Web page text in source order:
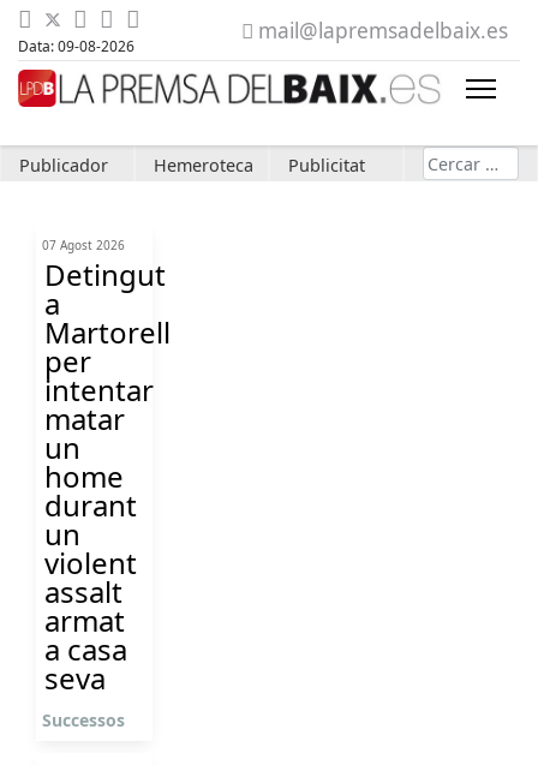
Data: 09-08-2026
mail@lapremsadelbaix.es
Publicador Hemeroteca Publicitat Cerca
07 Agost 2026
Detingut
a
Martorell
per
intentar
matar
un
home
durant
un
violent
assalt
armat
a casa
seva
Successos